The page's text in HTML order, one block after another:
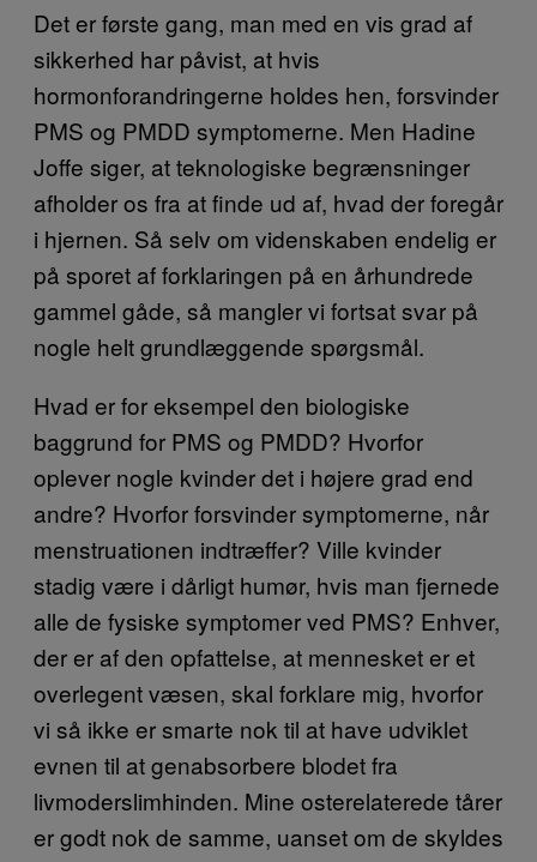
Det er første gang, man med en vis grad af
sikkerhed har påvist, at hvis
hormonforandringerne holdes hen, forsvinder
PMS og PMDD symptomerne. Men Hadine
Joffe siger, at teknologiske begrænsninger
afholder os fra at finde ud af, hvad der foregår
i hjernen. Så selv om videnskaben endelig er
på sporet af forklaringen på en århundrede
gammel gåde, så mangler vi fortsat svar på
nogle helt grundlæggende spørgsmål.
Hvad er for eksempel den biologiske
baggrund for PMS og PMDD? Hvorfor
oplever nogle kvinder det i højere grad end
andre? Hvorfor forsvinder symptomerne, når
menstruationen indtræffer? Ville kvinder
stadig være i dårligt humør, hvis man fjernede
alle de fysiske symptomer ved PMS? Enhver,
der er af den opfattelse, at mennesket er et
overlegent væsen, skal forklare mig, hvorfor
vi så ikke er smarte nok til at have udviklet
evnen til at genabsorbere blodet fra
livmoderslimhinden. Mine osterelaterede tårer
er godt nok de samme, uanset om de skyldes